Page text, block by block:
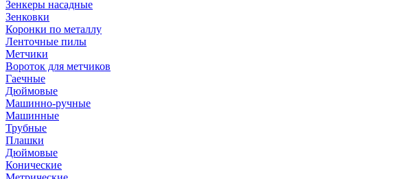
Зенкеры насадные
Зенковки
Коронки по металлу
Ленточные пилы
Метчики
Вороток для метчиков
Гаечные
Дюймовые
Машинно-ручные
Машинные
Трубные
Плашки
Дюймовые
Конические